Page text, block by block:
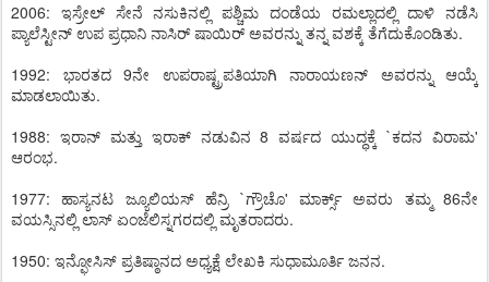
2006: ಇಸ್ರೇಲ್ ಸೇನೆ ನಸುಕಿನಲ್ಲಿ ಪಶ್ಚಿಮ ದಂಡೆಯ ರಮಲ್ಲಾದಲ್ಲಿ ದಾಳಿ ನಡೆಸಿ
ಪ್ಯಾಲೆಸ್ಟೀನ್ ಉಪ ಪ್ರಧಾನಿ ನಾಸಿರ್ ಷಾಯಿರ್ ಅವರನ್ನು ತನ್ನ ವಶಕ್ಕೆ ತೆಗೆದುಕೊಂಡಿತು.
1992: ಭಾರತದ 9ನೇ ಉಪರಾಷ್ಟ್ರಪತಿಯಾಗಿ ನಾರಾಯಣನ್ ಅವರನ್ನು ಆಯ್ಕೆ
ಮಾಡಲಾಯಿತು.
1988: ಇರಾನ್ ಮತ್ತು ಇರಾಕ್ ನಡುವಿನ 8 ವರ್ಷದ ಯುದ್ಧಕ್ಕೆ `ಕದನ ವಿರಾಮ'
ಆರಂಭ.
1977: ಹಾಸ್ಯನಟ ಜ್ಯೂಲಿಯಸ್ ಹೆನ್ರಿ `ಗ್ರೌಚೊ' ಮಾರ್ಕ್ಸ್ ಅವರು ತಮ್ಮ 86ನೇ
ವಯಸ್ಸಿನಲ್ಲಿ ಲಾಸ್ ಏಂಜೆಲಿಸ್ನಗರದಲ್ಲಿ ಮೃತರಾದರು.
1950: ಇನ್ಫೋಸಿಸ್ ಪ್ರತಿಷ್ಠಾನದ ಅಧ್ಯಕ್ಷೆ ಲೇಖಕಿ ಸುಧಾಮೂರ್ತಿ ಜನನ.